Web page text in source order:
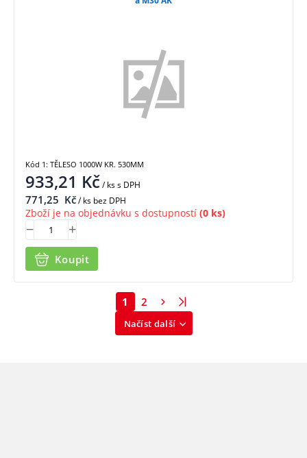
933,21 Kč/ kss DPH
771,25 Kč/ ks bez DPH
Zboží je na objednávku s dostupností (0 ks)
Koupit
Kód 1: TĚLESO 1000W KR. 530MM
Načíst další
1 2